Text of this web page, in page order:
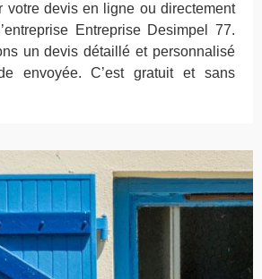
votre devis en ligne ou directement
Entreprise Desimpel 77.
un devis détaillé et personnalisé
envoyée. C’est gratuit et sans